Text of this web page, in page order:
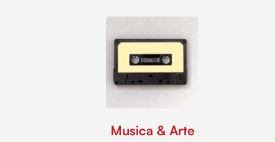
Musica & Arte